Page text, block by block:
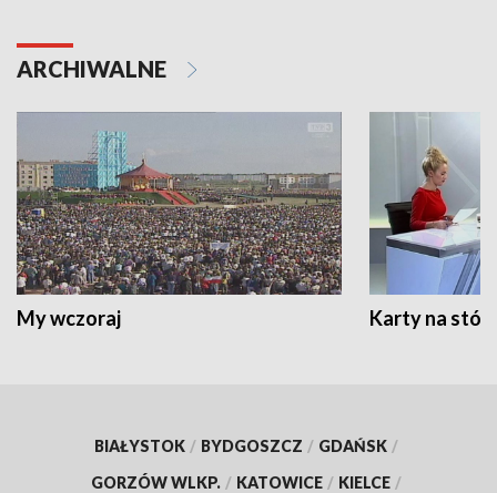
ARCHIWALNE
My wczoraj Karty na
BIAŁYSTOK / BYDGOSZCZ / GDAŃSK /
GORZÓW WLKP. / KATOWICE / KIELCE /